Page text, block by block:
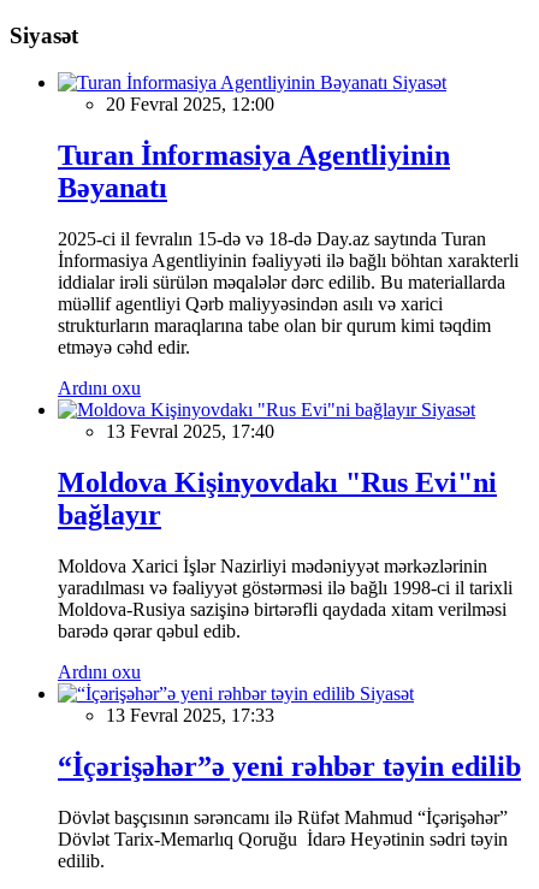
Siyasət
Siyasət
20 Fevral 2025, 12:00
Turan İnformasiya Agentliyinin
Bəyanatı
2025-ci il fevralın 15-də və 18-də Day.az saytında Turan
İnformasiya Agentliyinin fəaliyyəti ilə bağlı böhtan xarakterli
iddialar irəli sürülən məqalələr dərc edilib. Bu materiallarda
müəllif agentliyi Qərb maliyyəsindən asılı və xarici
strukturların maraqlarına tabe olan bir qurum kimi təqdim
etməyə cəhd edir.
Ardını oxu
Siyasət
13 Fevral 2025, 17:40
Moldova Kişinyovdakı "Rus Evi"ni
bağlayır
Moldova Xarici İşlər Nazirliyi mədəniyyət mərkəzlərinin
yaradılması və fəaliyyət göstərməsi ilə bağlı 1998-ci il tarixli
Moldova-Rusiya sazişinə birtərəfli qaydada xitam verilməsi
barədə qərar qəbul edib.
Ardını oxu
Siyasət
13 Fevral 2025, 17:33
“İçərişəhər”ə yeni rəhbər təyin edilib
Dövlət başçısının sərəncamı ilə Rüfət Mahmud “İçərişəhər”
Dövlət Tarix-Memarlıq Qoruğu İdarə Heyətinin sədri təyin
edilib.